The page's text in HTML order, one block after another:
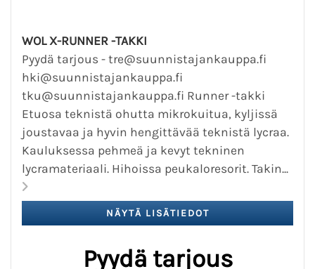
WOL X-RUNNER -TAKKI
Pyydä tarjous - tre@suunnistajankauppa.fi
hki@suunnistajankauppa.fi
tku@suunnistajankauppa.fi Runner -takki
Etuosa teknistä ohutta mikrokuitua, kyljissä
joustavaa ja hyvin hengittävää teknistä lycraa.
Kauluksessa pehmeä ja kevyt tekninen
lycramateriaali. Hihoissa peukaloresorit. Takin...
Pyydä tarjous